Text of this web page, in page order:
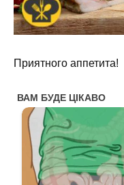
Приятного аппетита!